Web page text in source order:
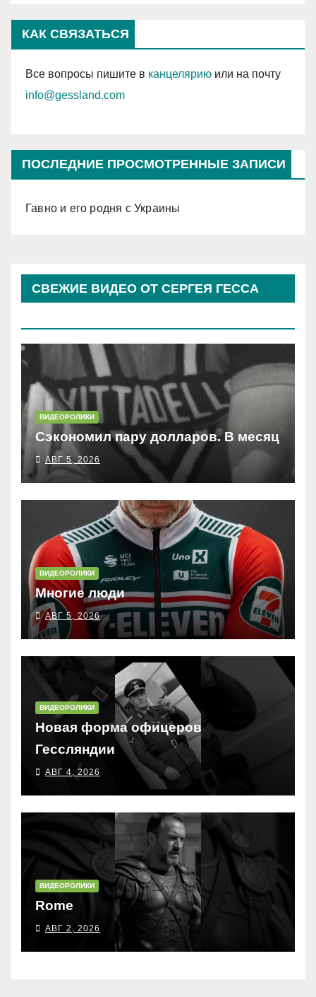
КАК СВЯЗАТЬСЯ
Все вопросы пишите в канцелярию или на почту
info@gessland.com
ПОСЛЕДНИЕ ПРОСМОТРЕННЫЕ ЗАПИСИ
Гавно и его родня с Украины
СВЕЖИЕ ВИДЕО ОТ СЕРГЕЯ ГЕССА
ВИДЕОРОЛИКИ
Сэкономил пару долларов. В месяц
АВГ 5, 2026
ВИДЕОРОЛИКИ
Многие люди
АВГ 5, 2026
ВИДЕОРОЛИКИ
Новая форма офицеров
Гессляндии
АВГ 4, 2026
ВИДЕОРОЛИКИ
Rome
АВГ 2, 2026